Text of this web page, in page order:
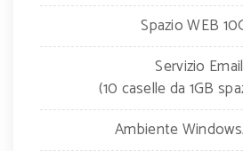
Spazio WEB
Servizio Email
(10 caselle da 1GB
Ambiente